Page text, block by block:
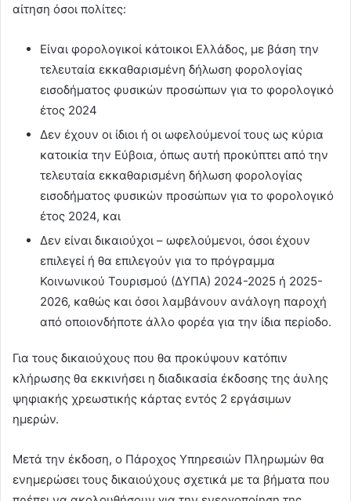
αίτηση όσοι πολίτες:
Είναι φορολογικοί κάτοικοι Ελλάδος, με βάση την
τελευταία εκκαθαρισμένη δήλωση φορολογίας
εισοδήματος φυσικών προσώπων για το φορολογικό
έτος 2024
Δεν έχουν οι ίδιοι ή οι ωφελούμενοί τους ως κύρια
κατοικία την Εύβοια, όπως αυτή προκύπτει από την
τελευταία εκκαθαρισμένη δήλωση φορολογίας
εισοδήματος φυσικών προσώπων για το φορολογικό
έτος 2024, και
Δεν είναι δικαιούχοι – ωφελούμενοι, όσοι έχουν
επιλεγεί ή θα επιλεγούν για το πρόγραμμα
Κοινωνικού Τουρισμού (ΔΥΠΑ) 2024-2025 ή 2025-
2026, καθώς και όσοι λαμβάνουν ανάλογη παροχή
από οποιονδήποτε άλλο φορέα για την ίδια περίοδο.
Για τους δικαιούχους που θα προκύψουν κατόπιν
κλήρωσης θα εκκινήσει η διαδικασία έκδοσης της άυλης
ψηφιακής χρεωστικής κάρτας εντός 2 εργάσιμων
ημερών.
Μετά την έκδοση, ο Πάροχος Υπηρεσιών Πληρωμών θα
ενημερώσει τους δικαιούχους σχετικά με τα βήματα που